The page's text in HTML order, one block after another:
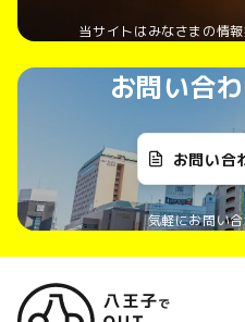
当サイトはみなさまの情
お問い合
お問い合
気軽にお問い